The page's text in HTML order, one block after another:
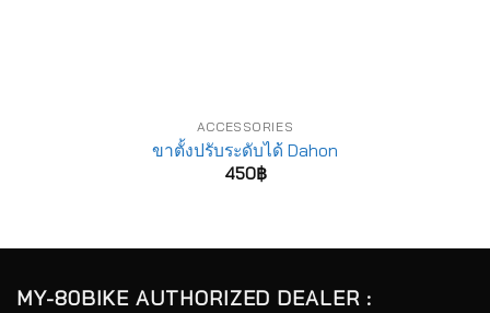
ACCESSORIES
ขาตั้งปรับระดับได้ Dahon
450฿
MY-80BIKE AUTHORIZED DEALER :